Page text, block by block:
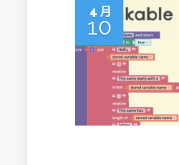
4 月
10